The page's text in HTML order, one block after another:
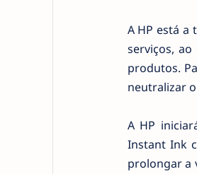
A HP está
serviços,
produtos.
neutralizar
A HP
Instant Ink
prolongar a